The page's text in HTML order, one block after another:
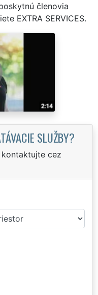
členovia
EXTRA SERVICES.
SLUŽBY?
cez